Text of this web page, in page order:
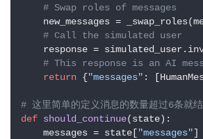
费
课
# Swap roles of messages
new_messages =
# Call the simulated user
response =
# This response is an AI
return {"messages" :
# 这里简单的定义消息的数量超过6条就结
def should_continue(state):
    messages = state[
"messages"]